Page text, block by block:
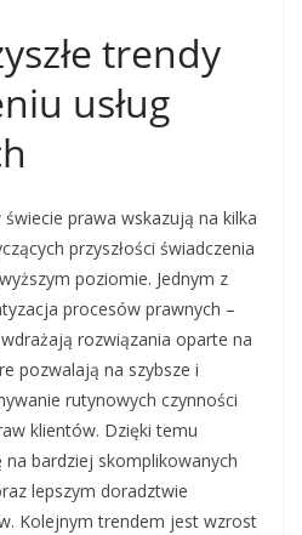
trendy
usług
prawa wskazują na kilka
przyszłości świadczenia
poziomie. Jednym z
procesów prawnych –
rozwiązania oparte na
pozwalają na szybsze i
rutynowych czynności
klientów. Dzięki temu
bardziej skomplikowanych
lepszym doradztwie
Kolejnym trendem jest wzrost